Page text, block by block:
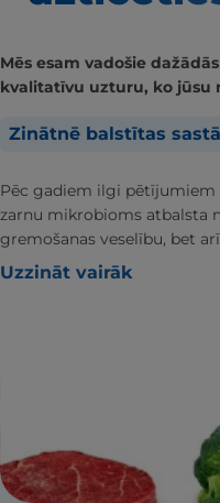
Mēs esam vadošie
kvalitatīvu uzturu, ko jūsu
Zinātnē balstītas
Pēc gadiem ilgi pētījumiem
zarnu mikrobioms atbalsta
gremošanas veselību, bet
Uzzināt vairāk